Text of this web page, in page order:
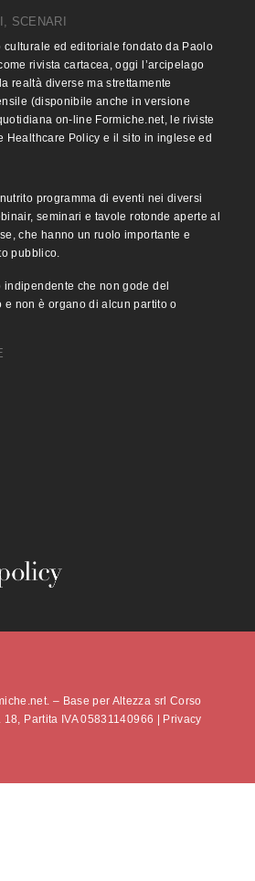
SCENARI
culturale ed editoriale fondato da Paolo
rivista cartacea, oggi l’arcipelago
realtà diverse ma strettamente
(disponibile anche in versione
on-line Formiche.net, le riviste
Healthcare Policy e il sito in inglese ed
programma di eventi nei diversi
seminari e tavole rotonde aperte al
che hanno un ruolo importante e
pubblico.
indipendente che non gode del
e non è organo di alcun partito o
– Base per Altezza srl Corso
Partita IVA 05831140966 | Privacy